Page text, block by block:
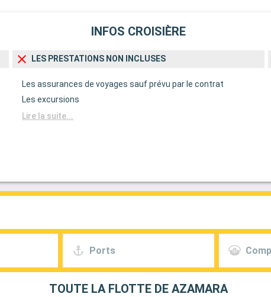
INFOS CROISIÈRE
LES PRESTATIONS NON INCLUSES
Les assurances de voyages sauf prévu par le contrat
Les excursions
Lire la suite...
Ports
TOUTE LA FLOTTE DE AZAMARA